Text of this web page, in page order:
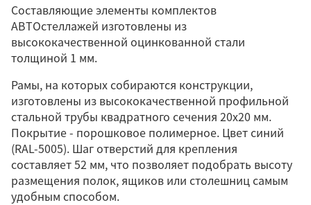
Составляющие элементы комплектов
АВТОстеллажей изготовлены из
высококачественной оцинкованной стали
толщиной 1 мм.
Рамы, на которых собираются конструкции,
изготовлены из высококачественной профильной
стальной трубы квадратного сечения 20х20 мм.
Покрытие - порошковое полимерное. Цвет синий
(RAL-5005). Шаг отверстий для крепления
составляет 52 мм, что позволяет подобрать высоту
размещения полок, ящиков или столешниц самым
удобным способом.